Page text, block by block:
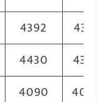
4392
4392
4430
4090